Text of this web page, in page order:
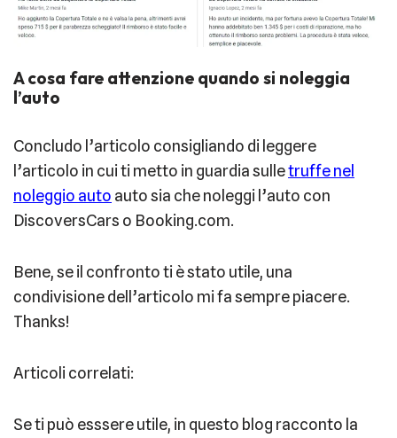
A cosa fare attenzione quando si noleggia
l’auto
Concludo l’articolo consigliando di leggere
l’articolo in cui ti metto in guardia sulletruffe nel
noleggio auto auto sia che noleggi l’auto con
DiscoversCars o Booking.com.
Bene, se il confronto ti è stato utile, una
condivisione dell’articolo mi fa sempre piacere.
Thanks!
Articoli correlati:
Se ti può esssere utile, in questo blog racconto la